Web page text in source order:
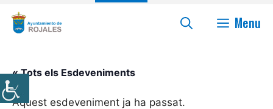
Menu
« Tots els Esdeveniments
Aquest esdeveniment ja ha passat.